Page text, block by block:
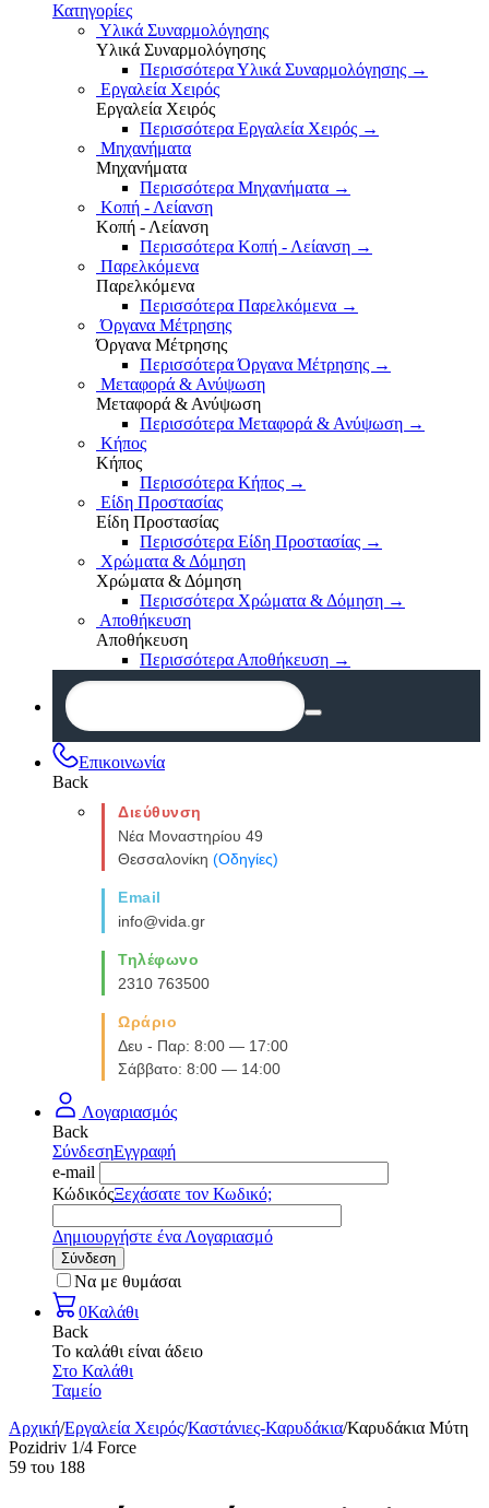
Κατηγορίες
Υλικά Συναρμολόγησης
Υλικά Συναρμολόγησης
Περισσότερα Υλικά Συναρμολόγησης →
Εργαλεία Χειρός
Εργαλεία Χειρός
Περισσότερα Εργαλεία Χειρός →
Μηχανήματα
Μηχανήματα
Περισσότερα Μηχανήματα →
Κοπή - Λείανση
Κοπή - Λείανση
Περισσότερα Κοπή - Λείανση →
Παρελκόμενα
Παρελκόμενα
Περισσότερα Παρελκόμενα →
Όργανα Μέτρησης
Όργανα Μέτρησης
Περισσότερα Όργανα Μέτρησης →
Μεταφορά & Ανύψωση
Μεταφορά & Ανύψωση
Περισσότερα Μεταφορά & Ανύψωση →
Κήπος
Κήπος
Περισσότερα Κήπος →
Είδη Προστασίας
Είδη Προστασίας
Περισσότερα Είδη Προστασίας →
Χρώματα & Δόμηση
Χρώματα & Δόμηση
Περισσότερα Χρώματα & Δόμηση →
Αποθήκευση
Αποθήκευση
Περισσότερα Αποθήκευση →
Επικοινωνία
Back
Διεύθυνση
Νέα Μοναστηρίου 49
Θεσσαλονίκη (Οδηγίες)
Email
info@vida.gr
Τηλέφωνο
2310 763500
Ωράριο
Δευ - Παρ: 8:00 — 17:00
Σάββατο: 8:00 — 14:00
Λογαριασμός
Back
ΣύνδεσηΕγγραφή
e-mail
ΚώδικόςΞεχάσατε τον Κωδικό;
Δημιουργήστε ένα Λογαριασμό
Σύνδεση
Να με θυμάσαι
0Καλάθι
Back
Το καλάθι είναι άδειο
Στο Καλάθι
Ταμείο
Αρχική/Εργαλεία Χειρός/Καστάνιες-Καρυδάκια/Καρυδάκια Μύτη
Pozidriv 1/4 Force
59 του 188